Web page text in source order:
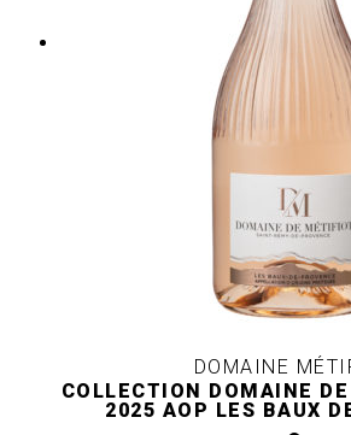
DOMAINE
COLLECTION DOMAINE
2025 AOP LES BAUX